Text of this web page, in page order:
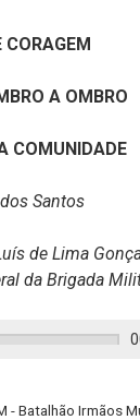
CORAGEM
A OMBRO
COMUNIDADE
Santos
de Lima
da Brigada
- Batalhão Irmãos